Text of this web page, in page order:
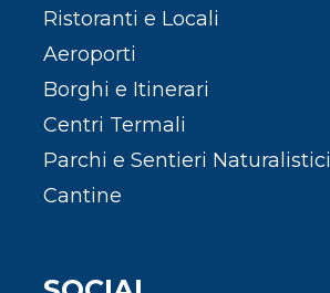
Ristoranti e Locali
Aeroporti
Borghi e Itinerari
Centri Termali
Parchi e Sentieri Naturalistici
Cantine